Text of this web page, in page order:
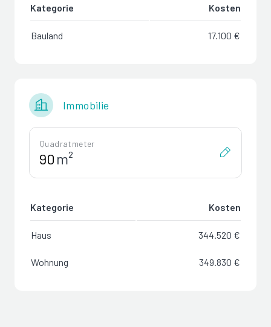
Kategorie Kosten
Bauland 17.100 €
Immobilie
Quadratmeter
m²
Kategorie Kosten
Haus 344.520 €
Wohnung 349.830 €